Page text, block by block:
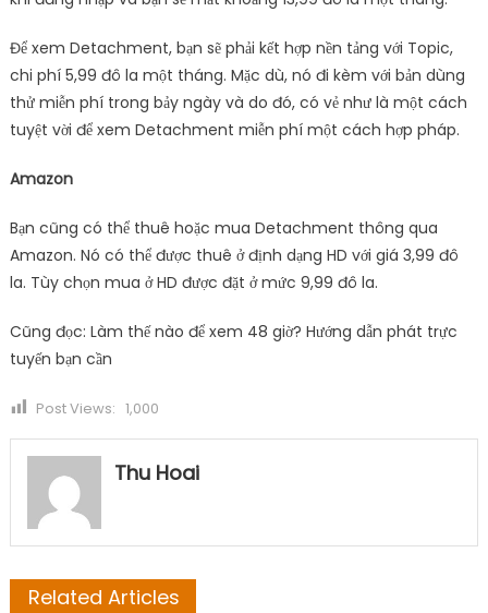
Để xem Detachment, bạn sẽ phải kết hợp nền tảng với Topic,
chi phí 5,99 đô la một tháng. Mặc dù, nó đi kèm với bản dùng
thử miễn phí trong bảy ngày và do đó, có vẻ như là một cách
tuyệt vời để xem Detachment miễn phí một cách hợp pháp.
Amazon
Bạn cũng có thể thuê hoặc mua Detachment thông qua
Amazon. Nó có thể được thuê ở định dạng HD với giá 3,99 đô
la. Tùy chọn mua ở HD được đặt ở mức 9,99 đô la.
Cũng đọc: Làm thế nào để xem 48 giờ? Hướng dẫn phát trực
tuyến bạn cần
Post Views: 1,000
Thu Hoai
Related Articles